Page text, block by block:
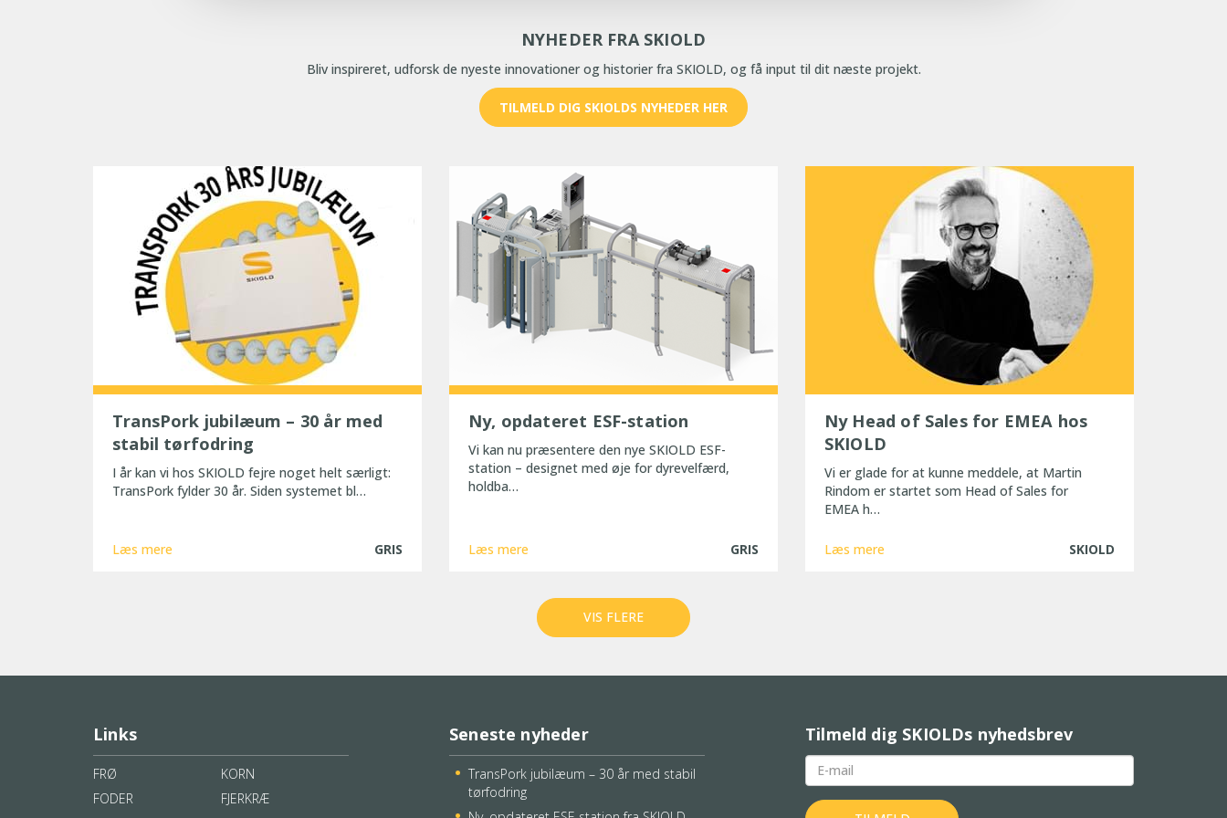
NYHEDER FRA SKIOLD
Bliv inspireret, udforsk de nyeste innovationer og historier fra SKIOLD, og få input til dit næste projekt.
TILMELD DIG SKIOLDS NYHEDER HER
TransPork jubilæum – 30 år med
stabil tørfodring
I år kan vi hos SKIOLD fejre noget helt særligt:
TransPork fylder 30 år. Siden systemet bl…
Læs mere GRIS
Ny, opdateret ESF-station
Vi kan nu præsentere den nye SKIOLD ESF-
station – designet med øje for dyrevelfærd,
holdba…
Læs mere GRIS
Ny Head of Sales for EMEA hos
SKIOLD
Vi er glade for at kunne meddele, at Martin
Rindom er startet som Head of Sales for
EMEA h…
Læs mere SKIOLD
VIS FLERE
Links
FRØ
KORN
FODER
FJERKRÆ
Seneste nyheder
TransPork jubilæum – 30 år med stabil
tørfodring
Tilmeld dig SKIOLDs nyhedsbrev